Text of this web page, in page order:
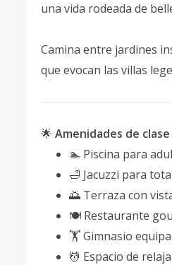
una vida rodeada de
Camina entre jardines
que evocan las villas
🌟 Amenidades de
🏊 Piscina para
🛁 Jacuzzi para
🌅 Terraza con
🍽️ Restaurante
🏋️ Gimnasio
💆 Espacio de